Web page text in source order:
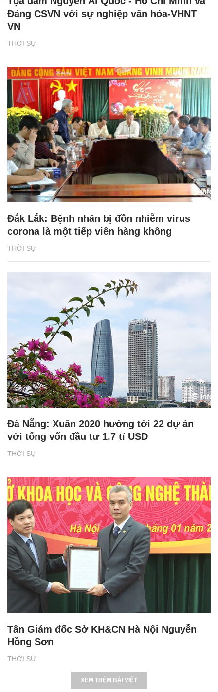
THỜI SỰ
Đảng CSVN với sự nghiệp văn hóa-VHNT
VN
THỜI SỰ
Đắk Lắk: Bệnh nhân bị đồn nhiễm virus
corona là một tiếp viên hàng không
THỜI SỰ
Đà Nẵng: Xuân 2020 hướng tới 22 dự án
với tổng vốn đầu tư 1,7 tỉ USD
THỜI SỰ
Tân Giám đốc Sở KH&CN Hà Nội Nguyễn
Hồng Sơn
XEM THÊM BÀI VIẾT